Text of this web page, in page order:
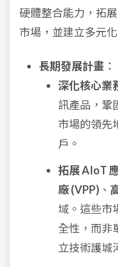
硬體整合能力，拓
市場，並建立多元
長期發展計畫 ：
深化核心業
訊產品，鞏
市場的領先
戶。
拓展 AIoT
廠 (VPP) 、
域。這些市
全性，而非
立技術護城